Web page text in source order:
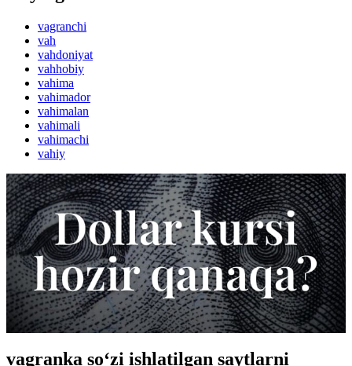
vagranchi
vah
vahdoniyat
vahhobiy
vahima
vahimador
vahimalan
vahimali
vahimachi
vahiy
vagranka so‘zi ishlatilgan saytlarni